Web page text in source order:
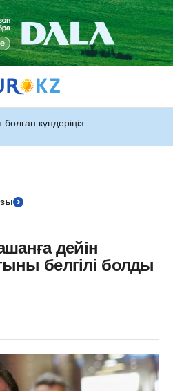
күндеріңіз
дейін
белгілі болды